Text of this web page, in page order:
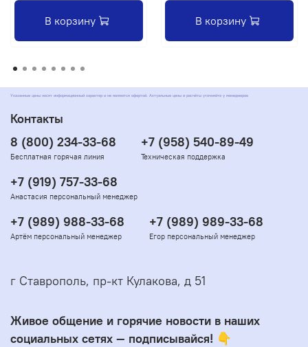
В корзину В корзину
Указанные цены носят информационный характер и не являются офертой. Актуальные цены и расчёты уточняйте у менеджеров
Контакты
8 (800) 234-33-68
Бесплатная горячая линия
+7 (958) 540-89-49
Техническая поддержка
+7 (919) 757-33-68
Анастасия персональный менеджер
+7 (989) 988-33-68
Артём персональный менеджер
+7 (989) 989-33-68
Егор персональный менеджер
г Ставрополь, пр-кт Кулакова, д 51
Живое общение и горячие новости в наших
социальных сетях — подписывайся! 👇